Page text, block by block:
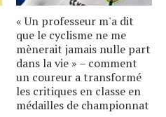
« Un professeur m'a dit
que le cyclisme ne me
mènerait jamais nulle part
dans la vie » – comment
un coureur a transformé
les critiques en classe en
médailles de championnat